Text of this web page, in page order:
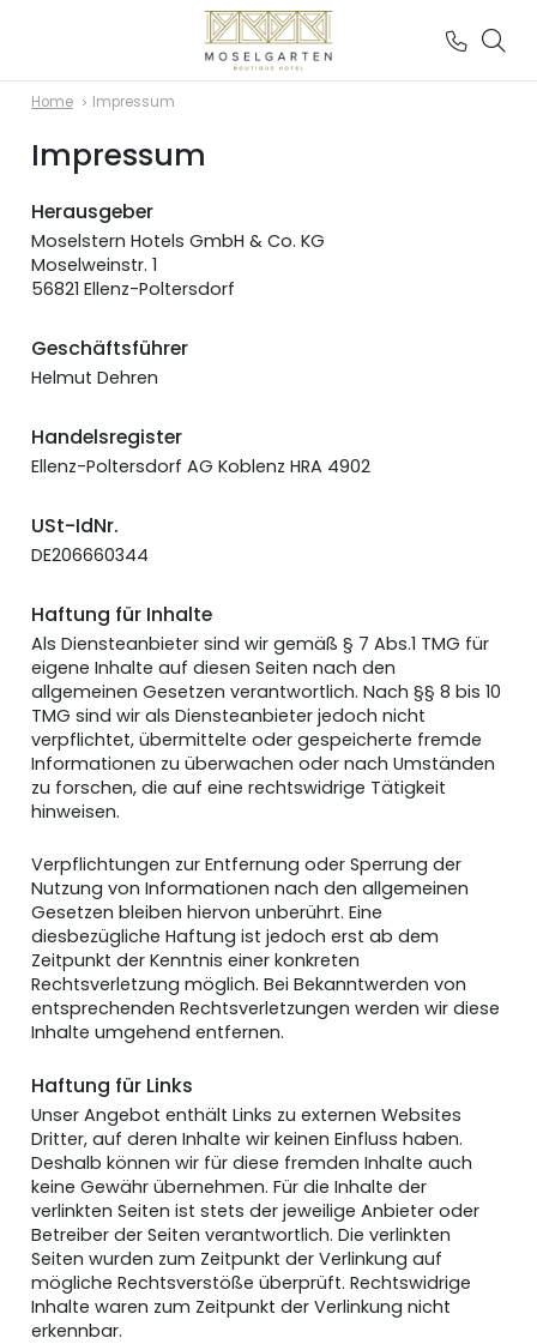
Home Impressum
Impressum
Herausgeber
Moselstern Hotels GmbH & Co. KG
Moselweinstr. 1
56821 Ellenz-Poltersdorf
Geschäftsführer
Helmut Dehren
Handelsregister
Ellenz-Poltersdorf AG Koblenz HRA 4902
USt-IdNr.
DE206660344
Haftung für Inhalte
Als Diensteanbieter sind wir gemäß § 7 Abs.1 TMG für
eigene Inhalte auf diesen Seiten nach den
allgemeinen Gesetzen verantwortlich. Nach §§ 8 bis 10
TMG sind wir als Diensteanbieter jedoch nicht
verpflichtet, übermittelte oder gespeicherte fremde
Informationen zu überwachen oder nach Umständen
zu forschen, die auf eine rechtswidrige Tätigkeit
hinweisen.
Verpflichtungen zur Entfernung oder Sperrung der
Nutzung von Informationen nach den allgemeinen
Gesetzen bleiben hiervon unberührt. Eine
diesbezügliche Haftung ist jedoch erst ab dem
Zeitpunkt der Kenntnis einer konkreten
Rechtsverletzung möglich. Bei Bekanntwerden von
entsprechenden Rechtsverletzungen werden wir diese
Inhalte umgehend entfernen.
Haftung für Links
Unser Angebot enthält Links zu externen Websites
Dritter, auf deren Inhalte wir keinen Einfluss haben.
Deshalb können wir für diese fremden Inhalte auch
keine Gewähr übernehmen. Für die Inhalte der
verlinkten Seiten ist stets der jeweilige Anbieter oder
Betreiber der Seiten verantwortlich. Die verlinkten
Seiten wurden zum Zeitpunkt der Verlinkung auf
mögliche Rechtsverstöße überprüft. Rechtswidrige
Inhalte waren zum Zeitpunkt der Verlinkung nicht
erkennbar.